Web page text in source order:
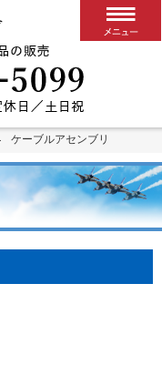
ケーブルアセンブリ
ケーブルアセンブリ